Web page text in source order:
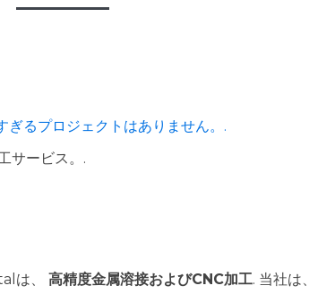
ぎるプロジェクトはありません。.
サービス。.
は、 高精度金属溶接およびCNC加工. 当社は